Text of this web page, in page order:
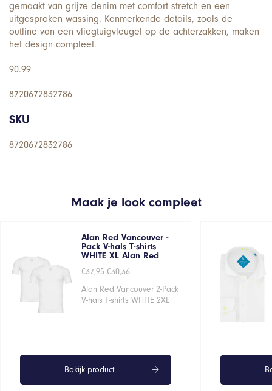
gemaakt van grijze denim met comfort stretch en een
uitgesproken wassing. Kenmerkende details, zoals de
outline van een vliegtuigvleugel op de achterzakken, maken
het design compleet.
90.99
8720672832786
SKU
8720672832786
Maak je look compleet
Alan Red Vancouver -
Pack V-hals T-shirts
WHITE XL Alan Red
€37,95 Oorspronkelijke
was:
€37,95.
€30,36Huidige
is:
€30,36.
Alan Red Vancouver 2-Pack
V-hals T-shirts WHITE 2XL
Bekijk product